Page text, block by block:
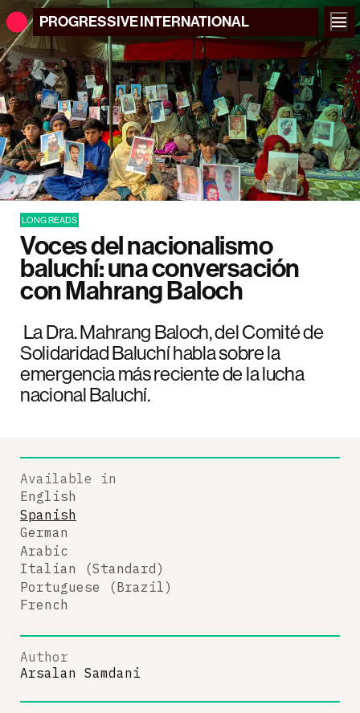
PROGRESSIVEINTERNATIONAL
LONG READS
Voces del nacionalismo
baluchí: una conversación
con Mahrang Baloch
La Dra. Mahrang Baloch, del Comité de
Solidaridad Baluchí habla sobre la
emergencia más reciente de la lucha
nacional Baluchí.
Available in
English
Spanish
German
Arabic
Italian (Standard)
Portuguese (Brazil)
French
Author
Arsalan Samdani